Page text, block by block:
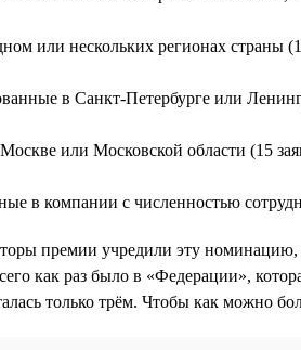
или нескольких регионах страны
в Санкт-Петербурге или
или Московской области (15
в компании с численностью
премии учредили эту
как раз было в «Федерации»,
только трём. Чтобы как можно